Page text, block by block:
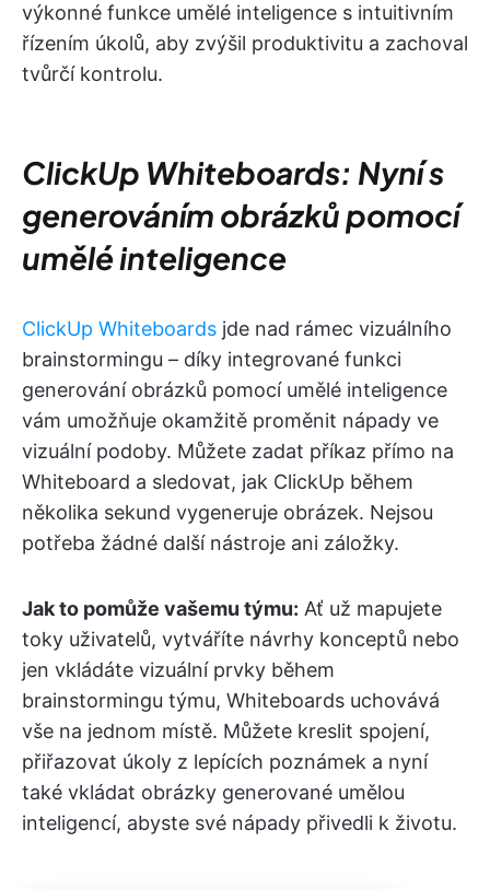
výkonné funkce umělé inteligence s intuitivním
řízením úkolů, aby zvýšil produktivitu a zachoval
tvůrčí kontrolu.
ClickUp Whiteboards: Nyní s
generováním obrázků pomocí
umělé inteligence
ClickUp Whiteboards jde nad rámec vizuálního
brainstormingu – díky integrované funkci
generování obrázků pomocí umělé inteligence
vám umožňuje okamžitě proměnit nápady ve
vizuální podoby. Můžete zadat příkaz přímo na
Whiteboard a sledovat, jak ClickUp během
několika sekund vygeneruje obrázek. Nejsou
potřeba žádné další nástroje ani záložky.
Jak to pomůže vašemu týmu: Ať už mapujete
toky uživatelů, vytváříte návrhy konceptů nebo
jen vkládáte vizuální prvky během
brainstormingu týmu, Whiteboards uchovává
vše na jednom místě. Můžete kreslit spojení,
přiřazovat úkoly z lepících poznámek a nyní
také vkládat obrázky generované umělou
inteligencí, abyste své nápady přivedli k životu.